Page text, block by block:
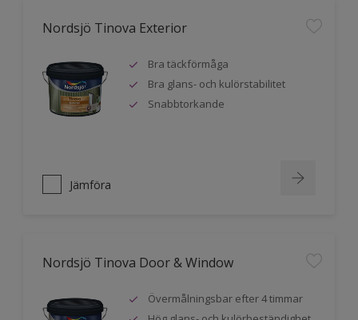
Nordsjö Tinova Exterior
Bra täckförmåga
Bra glans- och kulörstabilitet
Snabbtorkande
Jämföra
Nordsjö Tinova Door & Window
Övermålningsbar efter 4 timmar